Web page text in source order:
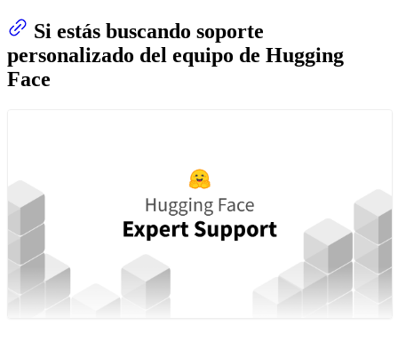
Si estás buscando soporte
personalizado del equipo de Hugging
Face